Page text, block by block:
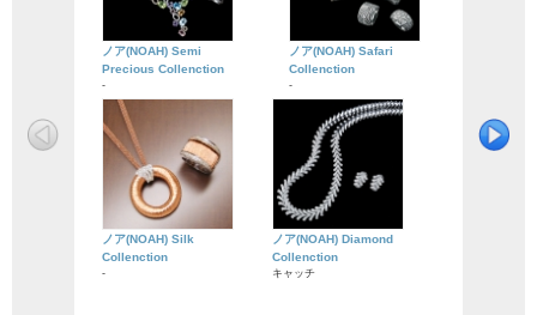
ノア(NOAH) Semi
Precious Collenction
-
ノア(NOAH) Safari
Collenction
-
ノア(NOAH) Silk
Collenction
-
ノア(NOAH) Diamond
Collenction
キャッチ